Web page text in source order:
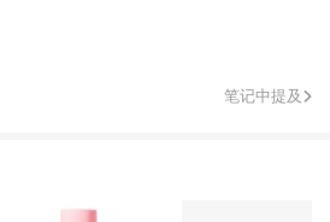
笔记中提及